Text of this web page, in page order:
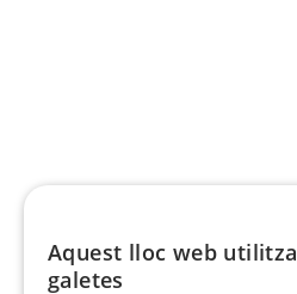
Aquest lloc web utilitza
galetes